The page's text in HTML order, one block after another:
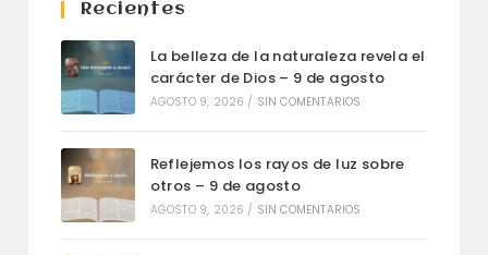
Recientes
La belleza de la naturaleza revela el
carácter de Dios – 9 de agosto
AGOSTO 9, 2026 / SIN COMENTARIOS
Reflejemos los rayos de luz sobre
otros – 9 de agosto
AGOSTO 9, 2026 / SIN COMENTARIOS